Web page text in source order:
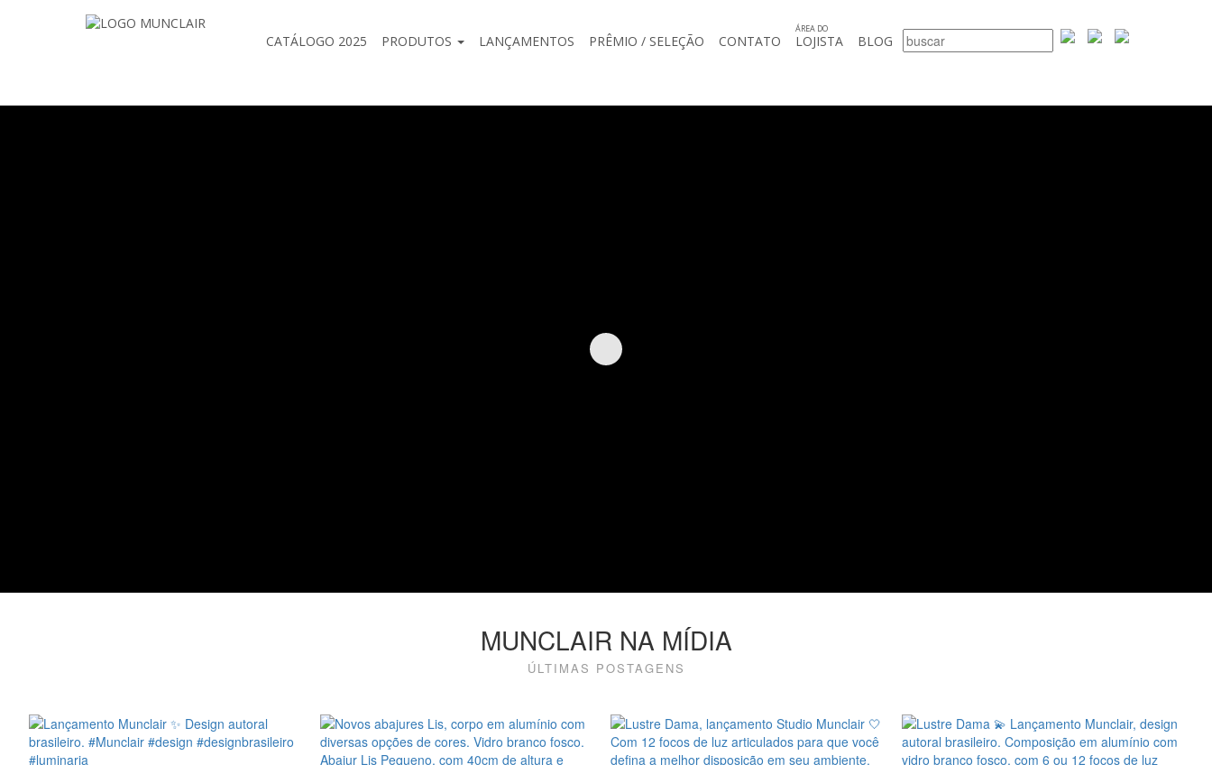
CATÁLOGO 2025 PRODUTOS LANÇAMENTOS PRÊMIO / SELEÇÃO CONTATO
ÁREA DO
LOJISTA BLOG
MUNCLAIR NA MÍDIA
ÚLTIMAS POSTAGENS